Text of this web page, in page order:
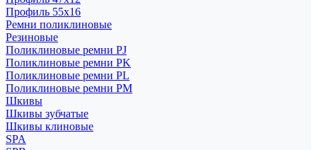
Профиль 55x16
Ремни поликлиновые
Резиновые
Поликлиновые ремни PJ
Поликлиновые ремни PK
Поликлиновые ремни PL
Поликлиновые ремни PM
Шкивы
Шкивы зубчатые
Шкивы клиновые
SPA